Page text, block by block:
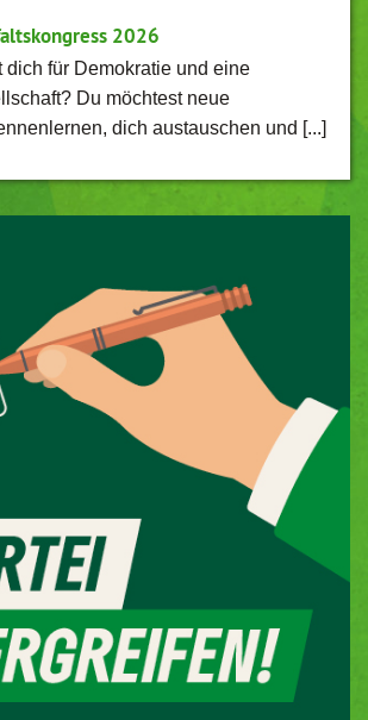
2026
dich für Demokratie und eine
Du möchtest neue
dich austauschen und [...]